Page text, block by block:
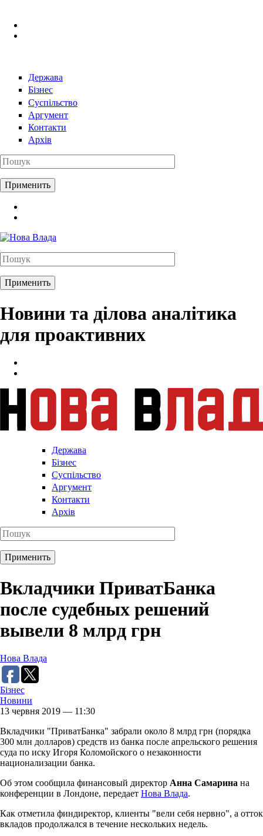
Держава
Бізнес
Суспільство
Аргумент
Контакти
Архів
Новини та ділова аналітика
для проактивних
Держава
Бізнес
Суспільство
Аргумент
Контакти
Архів
Вкладчики ПриватБанка
после судебных решений
вывели 8 млрд грн
Нова Влада
Бізнес
Новини
13 червня 2019 — 11:30
Вкладчики "ПриватБанка" забрали около 8 млрд грн (порядка
300 млн долларов) средств из банка после апрельского решения
суда по иску Игоря Коломойского о незаконности
национализации банка.
Об этом сообщила финансовый директор Анна Самарина на
конференции в Лондоне, передает Нова Влада.
Как отметила финдиректор, клиенты "вели себя нервно", а отток
вкладов продолжался в течение нескольких недель.